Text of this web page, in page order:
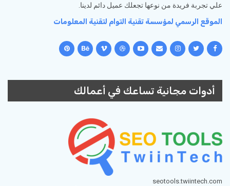
علي تجربة فريدة من نوعها تجعلك عميل دائم لدينا.
الموقع الرسمي لمؤسسة تقنية التوام لتقنية المعلومات
أدوات مجانية تساعك في أعمالك
seotools.twiintech.com